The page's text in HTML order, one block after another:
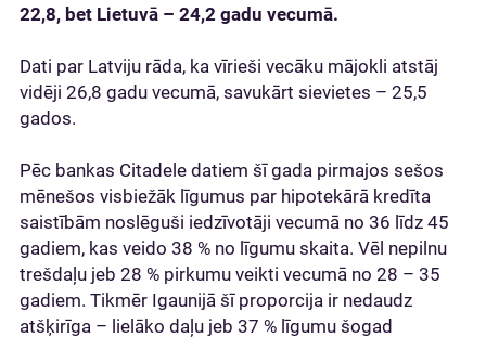
22,8, bet Lietuvā – 24,2 gadu vecumā.
Dati par Latviju rāda, ka vīrieši vecāku mājokli atstāj
vidēji 26,8 gadu vecumā, savukārt sievietes – 25,5
gados.
Pēc bankas Citadele datiem šī gada pirmajos sešos
mēnešos visbiežāk līgumus par hipotekārā kredīta
saistībām noslēguši iedzīvotāji vecumā no 36 līdz 45
gadiem, kas veido 38 % no līgumu skaita. Vēl nepilnu
trešdaļu jeb 28 % pirkumu veikti vecumā no 28 – 35
gadiem. Tikmēr Igaunijā šī proporcija ir nedaudz
atšķirīga – lielāko daļu jeb 37 % līgumu šogad